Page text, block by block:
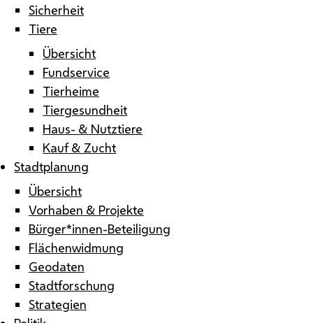
Sicherheit
Tiere
Übersicht
Fundservice
Tierheime
Tiergesundheit
Haus- & Nutztiere
Kauf & Zucht
Stadtplanung
Übersicht
Vorhaben & Projekte
Bürger*innen-Beteiligung
Flächenwidmung
Geodaten
Stadtforschung
Strategien